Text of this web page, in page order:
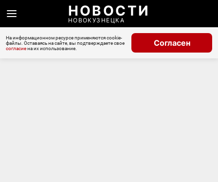
НОВОСТИ
НОВОКУЗНЕЦКА
На информационном ресурсе применяются cookie-
файлы. Оставаясь на сайте, вы подтверждаете свое
согласиена их использование.
Согласен